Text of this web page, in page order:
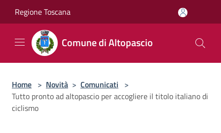
Regione Toscana
Comune di Altopascio
Home > Novità > Comunicati >
Tutto pronto ad altopascio per accogliere il titolo italiano di
ciclismo